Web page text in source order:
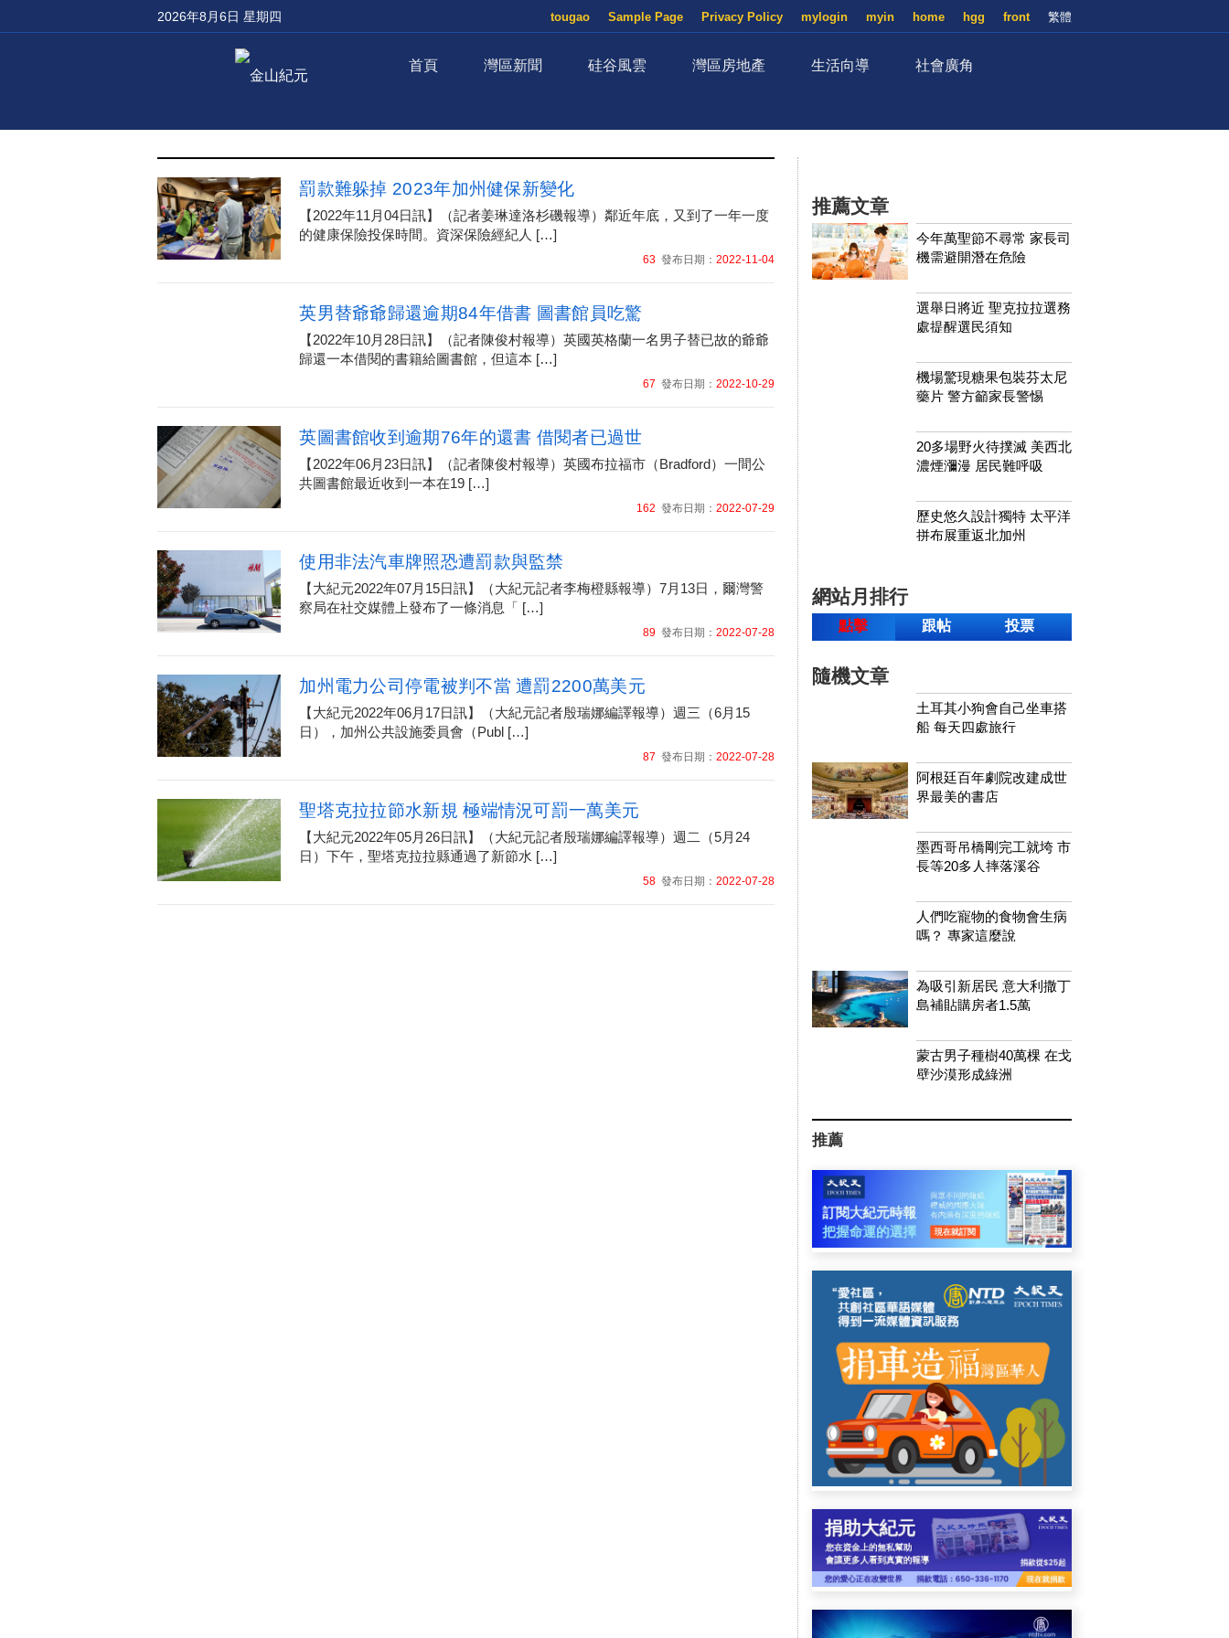
2026年8月6日 星期四 繁體
front
hgg
home
myin
mylogin
Privacy Policy
Sample Page
tougao
首頁 灣區新聞 硅谷風雲 灣區房地產 生活向導 社會廣角
罰款難躲掉 2023年加州健保新變化
【2022年11月04日訊】（記者姜琳達洛杉磯報導）鄰近年底，又到了一年一度
的健康保險投保時間。資深保險經紀人 […]
63 發布日期： 2022-11-04
英男替爺爺歸還逾期84年借書 圖書館員吃驚
【2022年10月28日訊】（記者陳俊村報導）英國英格蘭一名男子替已故的爺爺
歸還一本借閱的書籍給圖書館，但這本 […]
67 發布日期： 2022-10-29
英圖書館收到逾期76年的還書 借閱者已過世
【2022年06月23日訊】（記者陳俊村報導）英國布拉福市（Bradford）一間公
共圖書館最近收到一本在19 […]
162 發布日期： 2022-07-29
使用非法汽車牌照恐遭罰款與監禁
【大紀元2022年07月15日訊】（大紀元記者李梅橙縣報導）7月13日，爾灣警
察局在社交媒體上發布了一條消息「 […]
89 發布日期： 2022-07-28
加州電力公司停電被判不當 遭罰2200萬美元
【大紀元2022年06月17日訊】（大紀元記者殷瑞娜編譯報導）週三（6月15
日），加州公共設施委員會（Publ […]
87 發布日期： 2022-07-28
聖塔克拉拉節水新規 極端情況可罰一萬美元
【大紀元2022年05月26日訊】（大紀元記者殷瑞娜編譯報導）週二（5月24
日）下午，聖塔克拉拉縣通過了新節水 […]
58 發布日期： 2022-07-28
推薦文章
今年萬聖節不尋常 家長司
機需避開潛在危險
選舉日將近 聖克拉拉選務
處提醒選民須知
機場驚現糖果包裝芬太尼
藥片 警方籲家長警惕
20多場野火待撲滅 美西北
濃煙瀰漫 居民難呼吸
歷史悠久設計獨特 太平洋
拼布展重返北加州
網站月排行
點擊 跟帖 投票
隨機文章
土耳其小狗會自己坐車搭
船 每天四處旅行
阿根廷百年劇院改建成世
界最美的書店
墨西哥吊橋剛完工就垮 市
長等20多人摔落溪谷
人們吃寵物的食物會生病
嗎？ 專家這麼說
為吸引新居民 意大利撒丁
島補貼購房者1.5萬
蒙古男子種樹40萬棵 在戈
壁沙漠形成綠洲
推薦